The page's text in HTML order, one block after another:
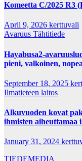
Komeetta C/2025 R3
April 9, 2026 kerttuvali
Avaruus Tähtitiede
Hayabusa2-
pieni, valkoinen,
September 18, 2025
Ilmatieteen laitos
Alkuvuoden kovat
ihmisten aiheuttamaa
January 31, 2024
TIEDEMEDIA